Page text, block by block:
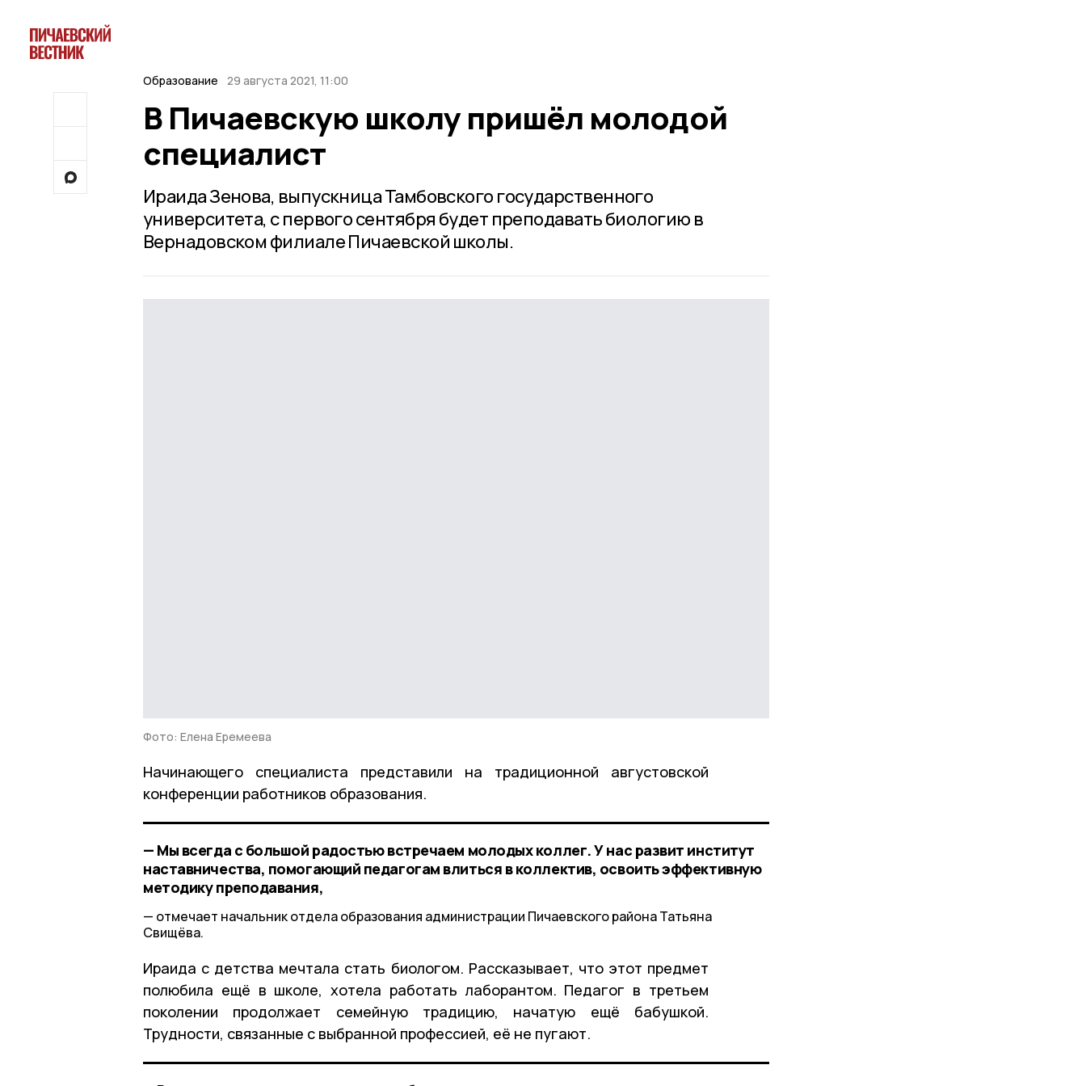
Образование 29 августа 2021, 11:00
В Пичаевскую школу пришёл молодой
специалист
Ираида Зенова, выпускница Тамбовского государственного
университета, с первого сентября будет преподавать биологию в
Вернадовском филиале Пичаевской школы.
Фото: Елена Еремеева
Начинающего специалиста представили на традиционной августовской
конференции работников образования.
— Мы всегда с большой радостью встречаем молодых коллег. У нас развит институт
наставничества, помогающий педагогам влиться в коллектив, освоить эффективную
методику преподавания,
отмечает начальник отдела образования администрации Пичаевского района Татьяна
Свищёва.
Ираида с детства мечтала стать биологом. Рассказывает, что этот предмет
полюбила ещё в школе, хотела работать лаборантом. Педагог в третьем
поколении продолжает семейную традицию, начатую ещё бабушкой.
Трудности, связанные с выбранной профессией, её не пугают.